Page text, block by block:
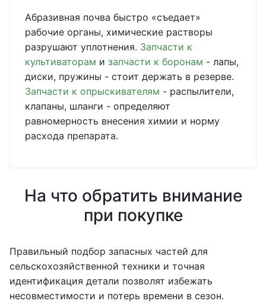
Абразивная почва быстро «съедает»
рабочие органы, химические растворы
разрушают уплотнения. Запчасти к
культиваторам и запчасти к боронам - лапы,
диски, пружины - стоит держать в резерве.
Запчасти к опрыскивателям - распылители,
клапаны, шланги - определяют
равномерность внесения химии и норму
расхода препарата.
На что обратить внимание
при покупке
Правильный подбор запасных частей для
сельскохозяйственной техники и точная
идентификация детали позволят избежать
несовместимости и потерь времени в сезон.